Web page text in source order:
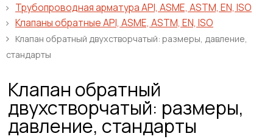
Трубопроводная арматура API, ASME, ASTM, EN, ISO
Клапаны обратные API, ASME, ASTM, EN, ISO
Клапан обратный двухстворчатый: размеры, давление,
стандарты
Клапан обратный
двухстворчатый: размеры,
давление, стандарты